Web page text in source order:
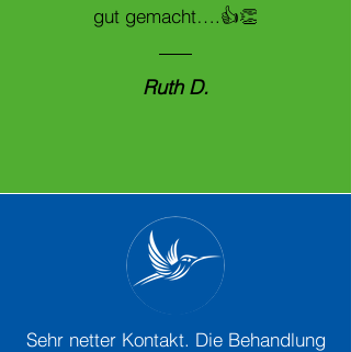
gut gemacht….👍👏
Ruth D.
Sehr netter Kontakt. Die Behandlung